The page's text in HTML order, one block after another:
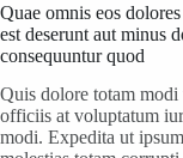
Quae omnis eos
est deserunt aut minus
consequuntur quod
Quis dolore totam
officiis at voluptatum
modi. Expedita ut